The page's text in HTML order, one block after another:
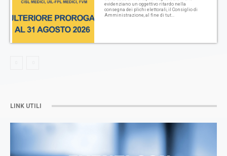
evidenziano un oggettivo ritardo nella
consegna dei plichi elettorali, il Consiglio di
Amministrazione, al fine di tut...
LINK UTILI